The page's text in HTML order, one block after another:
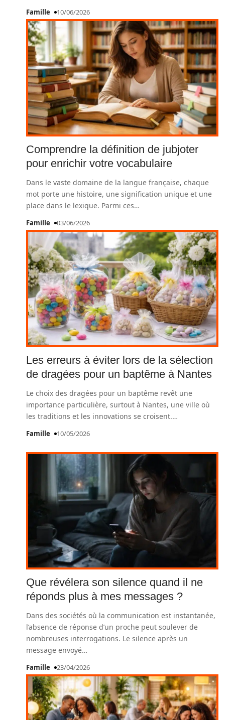
Famille 10/06/2026
Comprendre la définition de jubjoter
pour enrichir votre vocabulaire
Dans le vaste domaine de la langue française, chaque
mot porte une histoire, une signification unique et une
place dans le lexique. Parmi ces…
Famille 03/06/2026
Les erreurs à éviter lors de la sélection
de dragées pour un baptême à Nantes
Le choix des dragées pour un baptême revêt une
importance particulière, surtout à Nantes, une ville où
les traditions et les innovations se croisent.…
Famille 10/05/2026
Que révélera son silence quand il ne
réponds plus à mes messages ?
Dans des sociétés où la communication est instantanée,
l’absence de réponse d’un proche peut soulever de
nombreuses interrogations. Le silence après un
message envoyé…
Famille 23/04/2026